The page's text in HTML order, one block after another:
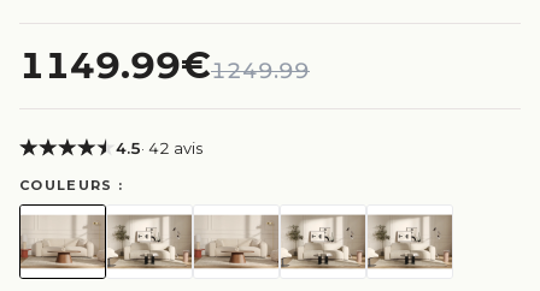
1149.99€1249.99
4.5· 42 avis
COULEURS :